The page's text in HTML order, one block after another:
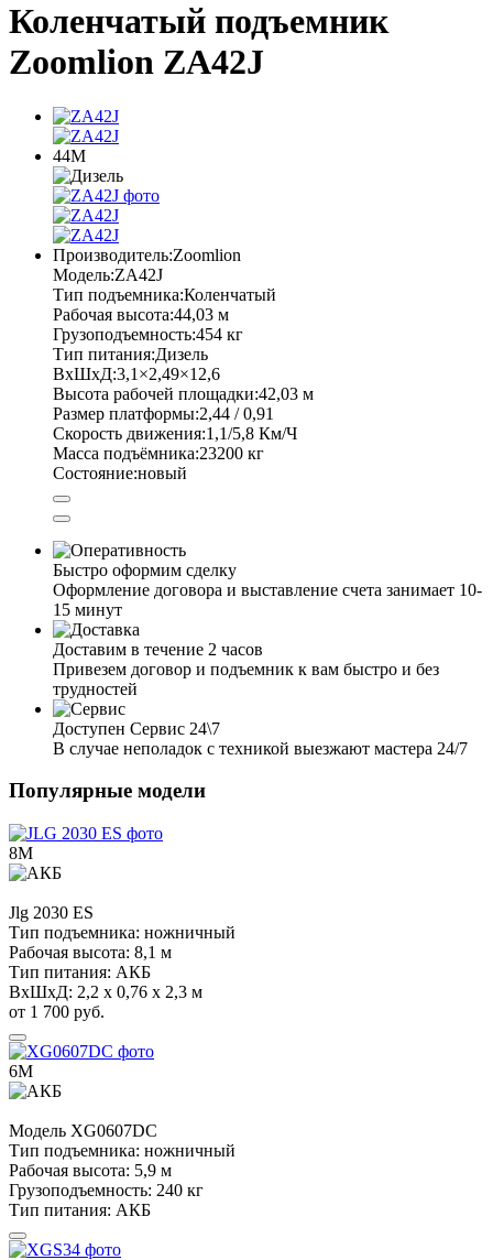
Коленчатый подъемник
Zoomlion ZA42J
44М
Производитель:Zoomlion
Модель:ZA42J
Тип подъемника:Коленчатый
Рабочая высота:44,03 м
Грузоподъемность:454 кг
Тип питания:Дизель
ВхШхД:3,1×2,49×12,6
Высота рабочей площадки:42,03 м
Размер платформы:2,44 / 0,91
Скорость движения:1,1/5,8 Км/Ч
Масса подъёмника:23200 кг
Состояние:новый
Быстро оформим сделку
Оформление договора и выставление счета занимает 10-
15 минут
Доставим в течение 2 часов
Привезем договор и подъемник к вам быстро и без
трудностей
Доступен Сервис 24\7
В случае неполадок с техникой выезжают мастера 24/7
Популярные модели
8М
Jlg 2030 ES
Тип подъемника: ножничный
Рабочая высота: 8,1 м
Тип питания: АКБ
ВхШхД: 2,2 х 0,76 х 2,3 м
от 1 700 руб.
6М
Модель XG0607DC
Тип подъемника: ножничный
Рабочая высота: 5,9 м
Грузоподъемность: 240 кг
Тип питания: АКБ